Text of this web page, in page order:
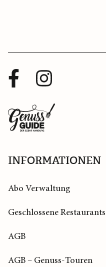
Facebook
Profil
Instagram
Zurück
zur
INFORMATIONEN
Abo Verwaltung
Geschlossene Restaurants
AGB
AGB – Genuss-Touren